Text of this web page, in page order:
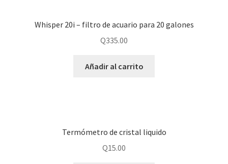
Whisper 20i – filtro de acuario para 20 galones
Q335.00
Añadir al carrito
Termómetro de cristal liquido
Q15.00